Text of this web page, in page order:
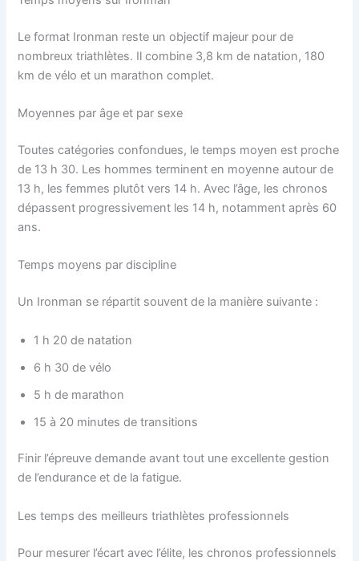
Le format Ironman reste un objectif majeur pour de
nombreux triathlètes. Il combine 3,8 km de natation, 180
km de vélo et un marathon complet.
Moyennes par âge et par sexe
Toutes catégories confondues, le temps moyen est proche
de 13 h 30. Les hommes terminent en moyenne autour de
13 h, les femmes plutôt vers 14 h. Avec l’âge, les chronos
dépassent progressivement les 14 h, notamment après 60
ans.
Temps moyens par discipline
Un Ironman se répartit souvent de la manière suivante :
1 h 20 de natation
6 h 30 de vélo
5 h de marathon
15 à 20 minutes de transitions
Finir l’épreuve demande avant tout une excellente gestion
de l’endurance et de la fatigue.
Les temps des meilleurs triathlètes professionnels
Pour mesurer l’écart avec l’élite, les chronos professionnels